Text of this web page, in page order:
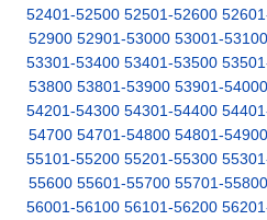
52401-52500 52501-52600
52900 52901-53000 53001-53100
53301-53400 53401-53500
53800 53801-53900 53901-54000
54201-54300 54301-54400
54700 54701-54800 54801-54900
55101-55200 55201-55300
55600 55601-55700 55701-55800
56001-56100 56101-56200